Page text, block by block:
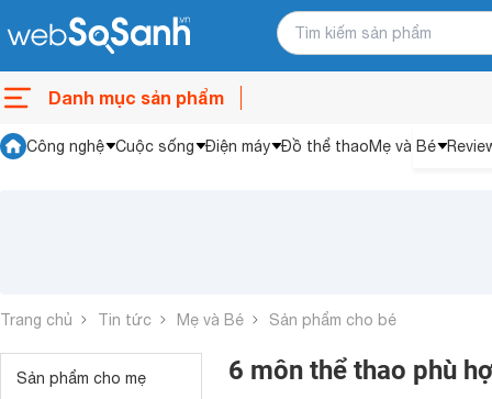
Danh mục sản phẩm
Công nghệ Cuộc sống Điện máy Đồ thể thaoMẹ và Bé
Trang chủ Tin tức Mẹ và Bé Sản phẩm cho bé
Sản phẩm cho mẹ 6 môn thể thao phù